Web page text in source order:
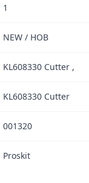
1
NEW / НОВ
KL608330 Cutter ,
KL608330 Cutter
001320
Proskit